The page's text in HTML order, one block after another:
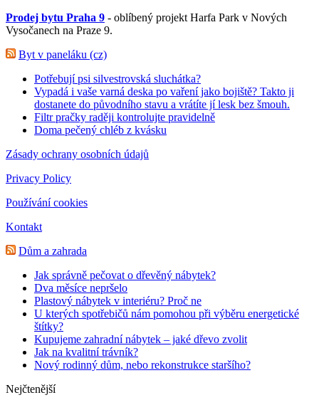
Prodej bytu Praha 9 - oblíbený projekt Harfa Park v Nových
Vysočanech na Praze 9.
Byt v paneláku (cz)
Potřebují psi silvestrovská sluchátka?
Vypadá i vaše varná deska po vaření jako bojiště? Takto ji
dostanete do původního stavu a vrátíte jí lesk bez šmouh.
Filtr pračky raději kontrolujte pravidelně
Doma pečený chléb z kvásku
Zásady ochrany osobních údajů
Privacy Policy
Používání cookies
Kontakt
Dům a zahrada
Jak správně pečovat o dřevěný nábytek?
Dva měsíce nepršelo
Plastový nábytek v interiéru? Proč ne
U kterých spotřebičů nám pomohou při výběru energetické
štítky?
Kupujeme zahradní nábytek – jaké dřevo zvolit
Jak na kvalitní trávník?
Nový rodinný dům, nebo rekonstrukce staršího?
Nejčtenější